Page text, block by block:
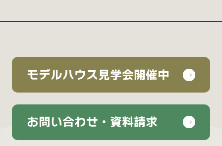
モデルハウス見学会開催中
お問い合わせ・資料請求